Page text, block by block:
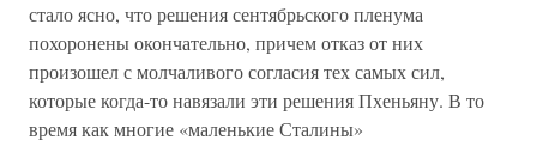
стало ясно, что решения сентябрьского пленума
похоронены окончательно, причем отказ от них
произошел с молчаливого согласия тех самых сил,
которые когда-то навязали эти решения Пхеньяну. В то
время как многие «маленькие Сталины»